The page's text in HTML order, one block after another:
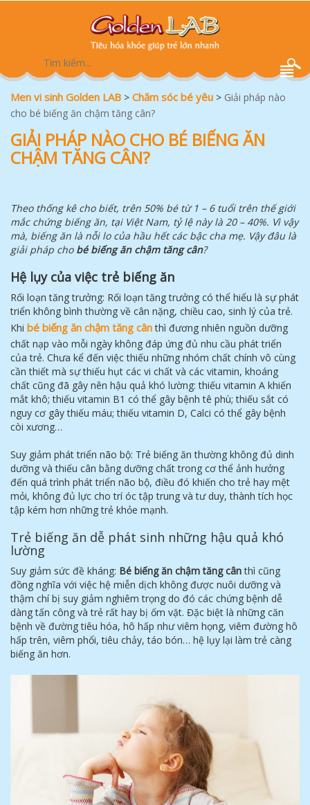
Men vi sinh Golden LAB > Chăm sóc bé yêu > Giải pháp nào
cho bé biếng ăn chậm tăng cân?
GIẢI PHÁP NÀO CHO BÉ BIẾNG ĂN
CHẬM TĂNG CÂN?
Theo thống kê cho biết, trên 50% bé từ 1 – 6 tuổi trên thế giới
mắc chứng biếng ăn, tại Việt Nam, tỷ lệ này là 20 – 40%. Vì vậy
mà, biếng ăn là nỗi lo của hầu hết các bậc cha mẹ. Vậy đâu là
giải pháp cho bé biếng ăn chậm tăng cân?
Hệ lụy của việc trẻ biếng ăn
Rối loạn tăng trưởng: Rối loạn tăng trưởng có thể hiểu là sự phát
triển không bình thường về cân nặng, chiều cao, sinh lý của trẻ.
Khi bé biếng ăn chậm tăng cânthì đương nhiên nguồn dưỡng
chất nạp vào mỗi ngày không đáp ứng đủ nhu cầu phát triển
của trẻ. Chưa kể đến việc thiếu những nhóm chất chính vô cùng
cần thiết mà sự thiếu hụt các vi chất và các vitamin, khoáng
chất cũng đã gây nên hậu quả khó lường: thiếu vitamin A khiến
mắt khô; thiếu vitamin B1 có thể gây bệnh tê phù; thiếu sắt có
nguy cơ gây thiếu máu; thiếu vitamin D, Calci có thể gây bệnh
còi xương…
Suy giảm phát triển não bộ: Trẻ biếng ăn thường không đủ dinh
dưỡng và thiếu cân bằng dưỡng chất trong cơ thể ảnh hưởng
đến quá trình phát triển não bộ, điều đó khiến cho trẻ hay mệt
mỏi, không đủ lực cho trí óc tập trung và tư duy, thành tích học
tập kém hơn những trẻ khỏe mạnh.
Trẻ biếng ăn dễ phát sinh những hậu quả khó
lường
Suy giảm sức đề kháng: Bé biếng ăn chậm tăng cânthì cũng
đồng nghĩa với việc hệ miễn dịch không được nuôi dưỡng và
thậm chí bị suy giảm nghiêm trọng do đó các chứng bệnh dễ
dàng tấn công và trẻ rất hay bị ốm vặt. Đặc biệt là những căn
bệnh về đường tiêu hóa, hô hấp như viêm họng, viêm đường hô
hấp trên, viêm phổi, tiêu chảy, táo bón… hệ lụy lại làm trẻ càng
biếng ăn hơn.